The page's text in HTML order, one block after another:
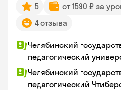
5 от 1590 ₽ за
4 отзыва
Челябинский
педагогический
Челябинский
педагогический